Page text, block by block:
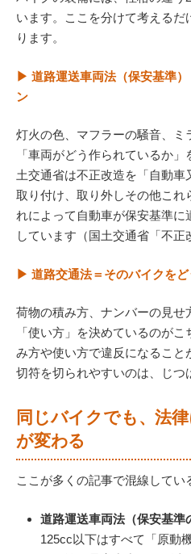
います。ここを分けて考える
ります。
▶ 道路運送車両法（保安基準
ン
灯火の色、マフラーの騒音、
「車両がどう作られているか
土交通省は不正改造を「自動
取り付け、取り外しその他これ
れによって自動車が保安基準
しています（国土交通省「不正
▶ 道路交通法＝そのバイクを
荷物の積み方、ナンバーの見
「使い方」を決めているのが
み方や使い方で違反になること
切符を切られやすいのは、じつ
同じバイクでも、法
が変わる
ここが多くの記事で混線してい
道路運送車両法（保安基準
125cc以下はすべて「原動